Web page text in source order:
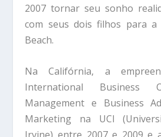
2007 tornar seu sonho
com seus dois filhos para a
Beach.
Na Califórnia, a
International Business
Management e Business
Marketing na UCI